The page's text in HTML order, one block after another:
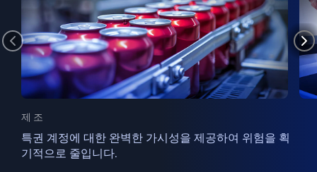
제조
특권 계정에 대한 완벽한 가시성을 제공하여 위험을 획
기적으로 줄입니다.